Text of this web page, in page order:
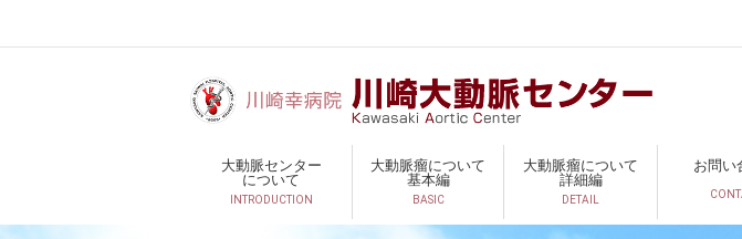
大動脈センター
について
INTRODUCTION
大動脈瘤について
基本編
BASIC
大動脈瘤について
詳細編
DETAIL
お問い